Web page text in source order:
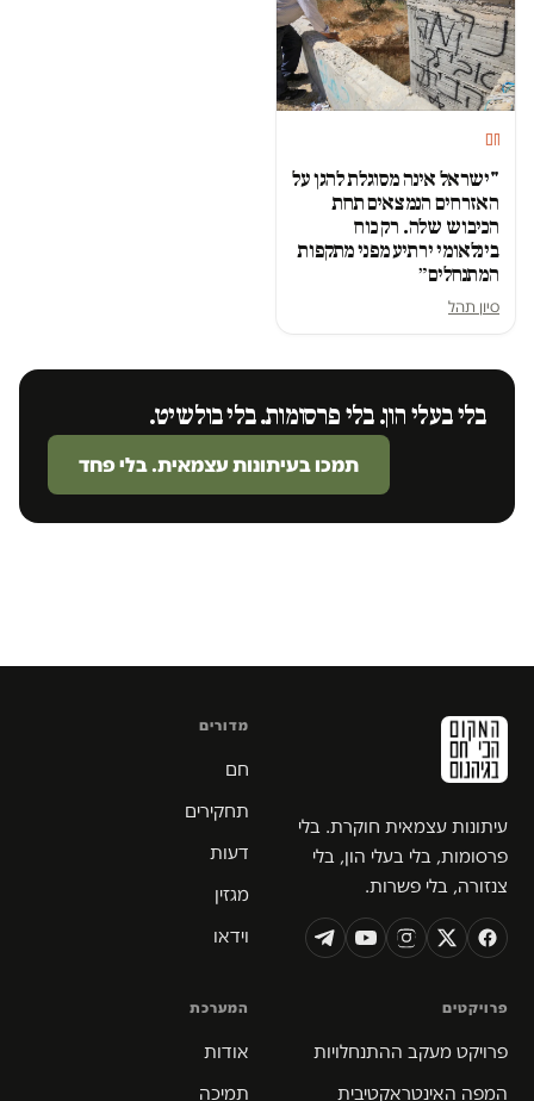
חם
"ישראל אינה מסוגלת להגן על
האזרחים הנמצאים תחת
הכיבוש שלה. רק כוח
בינלאומי ירתיע מפני מתקפות
המתנחלים״
סיון תהל
בלי בעלי הון. בלי פרסומות. בלי בולשיט.
תמכו בעיתונות עצמאית. בלי פחד
עיתונות עצמאית חוקרת. בלי
פרסומות, בלי בעלי הון, בלי
צנזורה, בלי פשרות.
מדורים
חם
תחקירים
דעות
מגזין
וידאו
פרויקטים
פרויקט מעקב ההתנחלויות
המפה האינטראקטיבית
המערכת
אודות
תמיכה